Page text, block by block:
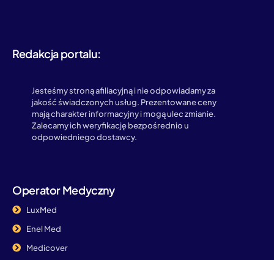
Redakcja portalu:
Jesteśmy stroną afiliacyjną i nie odpowiadamy za
jakość świadczonych usług. Prezentowane ceny
mają charakter informacyjny i mogą ulec zmianie.
Zalecamy ich weryfikację bezpośrednio u
odpowiedniego dostawcy.
Operator Medyczny
LuxMed
Enel Med
Medicover